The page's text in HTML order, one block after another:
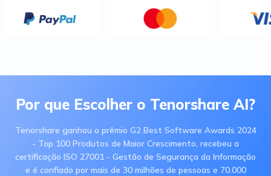
Por que Escolher o Tenorshare AI?
Tenorshare ganhou o prêmio G2 Best Software Awards 2024
- Top 100 Produtos de Maior Crescimento, recebeu a
certificação ISO 27001 - Gestão de Segurança da Informação
e é confiado por mais de 30 milhões de pessoas e 70.000